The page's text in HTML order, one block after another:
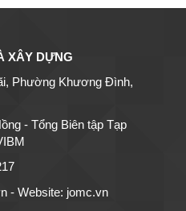
XÂY DỰNG
Phường Khương Đình,
- Tổng Biên tập Tạp
- Website: jomc.vn